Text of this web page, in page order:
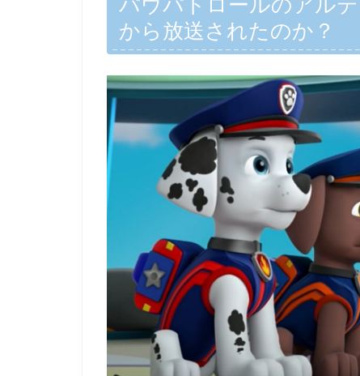
パウパトロールのアル
から放送されたのか？